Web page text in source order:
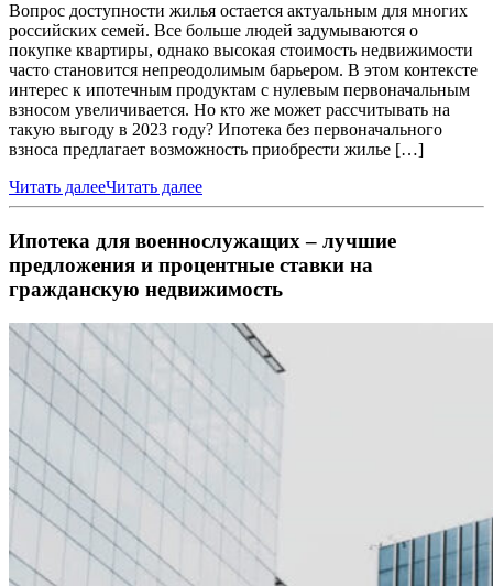
Вопрос доступности жилья остается актуальным для многих
российских семей. Все больше людей задумываются о
покупке квартиры, однако высокая стоимость недвижимости
часто становится непреодолимым барьером. В этом контексте
интерес к ипотечным продуктам с нулевым первоначальным
взносом увеличивается. Но кто же может рассчитывать на
такую выгоду в 2023 году? Ипотека без первоначального
взноса предлагает возможность приобрести жилье […]
Читать далееЧитать далее
Ипотека для военнослужащих – лучшие
предложения и процентные ставки на
гражданскую недвижимость